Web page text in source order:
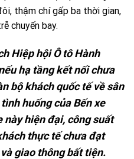
thậm chí gấp ba thời gian,
chuyến bay.
Hiệp hội Ô tô Hành
hạ tầng kết nối chưa
bộ khách quốc tế về sân
huống của Bến xe
này hiện đại, công suất
thực tế chưa đạt
giao thông bất tiện.